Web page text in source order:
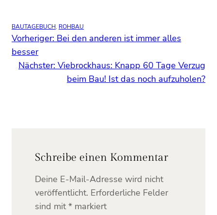
BAUTAGEBUCH, ROHBAU
Vorheriger: Bei den anderen ist immer alles
besser
Nächster: Viebrockhaus: Knapp 60 Tage Verzug
beim Bau! Ist das noch aufzuholen?
Schreibe einen Kommentar
Deine E-Mail-Adresse wird nicht
veröffentlicht. Erforderliche Felder
sind mit* markiert